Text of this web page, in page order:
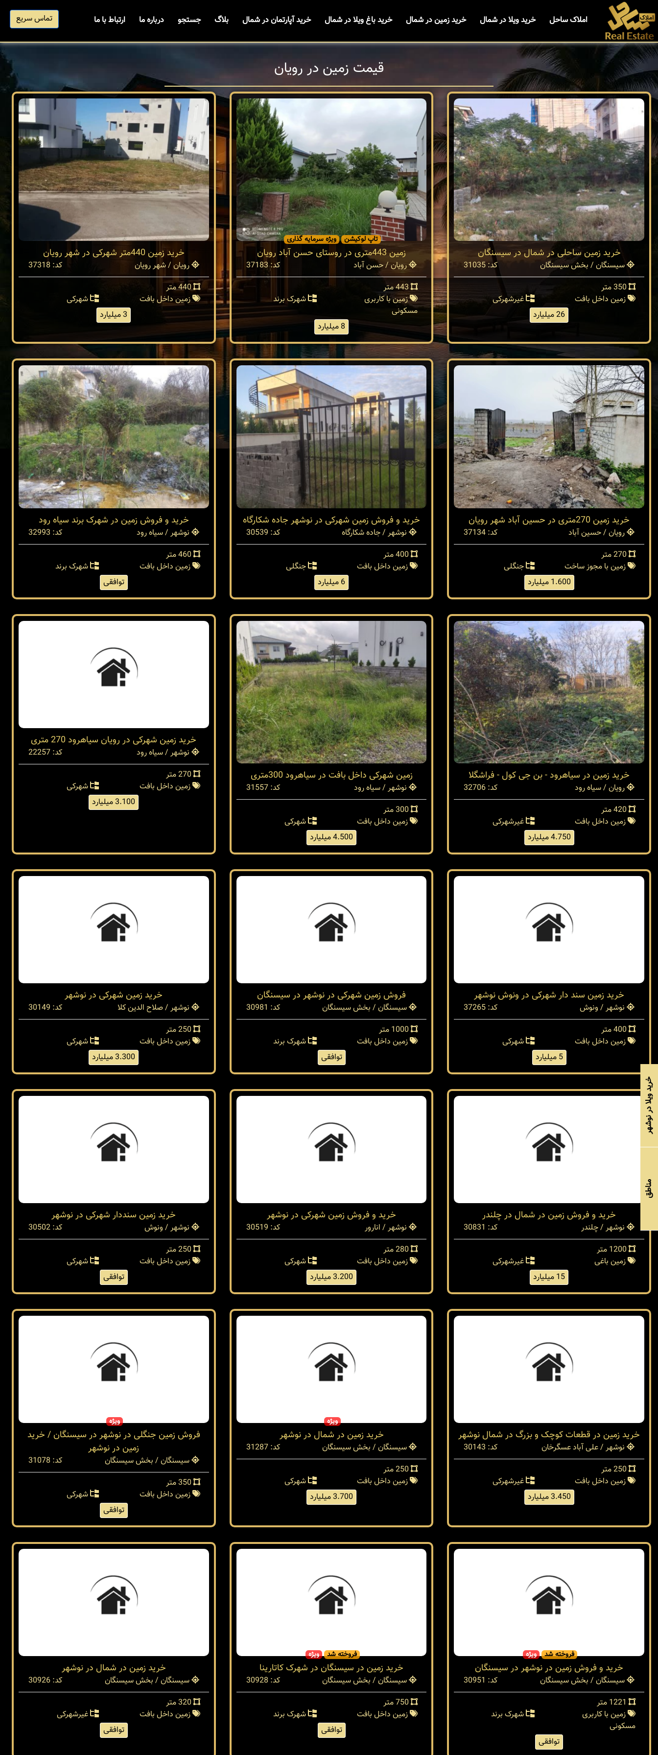
املاک ساحل خرید ویلا در شمال خرید زمین در شمال خرید باغ ویلا در شمال خرید آپارتمان در شمال بلاگ جستجو درباره ما ارتباط با ما تماس سریع
قیمت زمین در رویان
خرید زمین ساحلی در شمال در سیسنگان
سیسنگان / بخش سیسنگان
کد: 31035
زمین داخل بافت
غیرشهرکی
26 میلیارد
تاپ لوکیشن ویژه سرمایه گذاری
زمین 443متری در روستای حسن آباد رویان
رویان / حسن آباد
کد: 37183
443 متر
زمین با کاربری
مسکونی
شهرک برند
8 میلیارد
خرید زمین 440متر شهرکی در شهر رویان
رویان / شهر رویان
کد: 37318
440 متر
زمین داخل بافت
شهرکی
3 میلیارد
خرید زمین 270متری در حسین آباد شهر رویان
رویان / حسین آباد
کد: 37134
زمین با مجوز ساخت
جنگلی
1.600 میلیارد
خرید و فروش زمین شهرکی در نوشهر جاده شکارگاه
نوشهر / جاده شکارگاه
کد: 30539
400 متر
زمین داخل بافت
جنگلی
6 میلیارد
خرید و فروش زمین در شهرک برند سیاه رود
نوشهر / سیاه رود
کد: 32993
زمین داخل بافت
شهرک برند
توافقی
خرید زمین در سیاهرود - بن جی کول - فراشگلا
رویان / سیاه رود
کد: 32706
زمین داخل بافت
غیرشهرکی
4.750 میلیارد
زمین شهرکی داخل بافت در سیاهرود 300متری
نوشهر / سیاه رود
کد: 31557
300 متر
زمین داخل بافت
شهرکی
4.500 میلیارد
خرید زمین شهرکی در رویان سیاهرود 270 متری
نوشهر / سیاه رود
کد: 22257
زمین داخل بافت
شهرکی
3.100 میلیارد
خرید زمین سند دار شهرکی در ونوش نوشهر
نوشهر / ونوش
کد: 37265
زمین داخل بافت
شهرکی
5 میلیارد
فروش زمین شهرکی در نوشهر در سیسنگان
سیسنگان / بخش سیسنگان
کد: 30981
1000 متر
زمین داخل بافت
شهرک برند
توافقی
خرید زمین شهرکی در نوشهر
نوشهر / صلاح الدین کلا
کد: 30149
زمین داخل بافت
شهرکی
3.300 میلیارد
خرید و فروش زمین در شمال در چلندر
نوشهر / چلندر
کد: 30831
زمین باغی
غیرشهرکی
15 میلیارد
خرید و فروش زمین شهرکی در نوشهر
نوشهر / انارور
کد: 30519
280 متر
زمین داخل بافت
شهرکی
3.200 میلیارد
خرید زمین سنددار شهرکی در نوشهر
نوشهر / ونوش
کد: 30502
زمین داخل بافت
شهرکی
توافقی
خرید زمین در قطعات کوچک و بزرگ در شمال نوشهر
نوشهر / علی آباد عسگرخان
کد: 30143
زمین داخل بافت
غیرشهرکی
3.450 میلیارد
ویژه
خرید زمین در شمال در نوشهر
سیسنگان / بخش سیسنگان
کد: 31287
250 متر
زمین داخل بافت
شهرکی
3.700 میلیارد
ویژه
فروش زمین جنگلی در نوشهر در سیسنگان / خرید
زمین در نوشهر
سیسنگان / بخش سیسنگان
کد: 31078
زمین داخل بافت
شهرکی
توافقی
فروخته شد ویژه
خرید و فروش زمین در نوشهر در سیسنگان
سیسنگان / بخش سیسنگان
کد: 30951
زمین با کاربری
مسکونی
شهرک برند
توافقی
فروخته شد ویژه
خرید زمین در سیسنگان در شهرک کاتارینا
سیسنگان / بخش سیسنگان
کد: 30928
750 متر
زمین داخل بافت
شهرک برند
توافقی
خرید زمین در شمال در نوشهر
سیسنگان / بخش سیسنگان
کد: 30926
زمین داخل بافت
غیرشهرکی
توافقی
خرید ویلا در نوشهر
مناطق